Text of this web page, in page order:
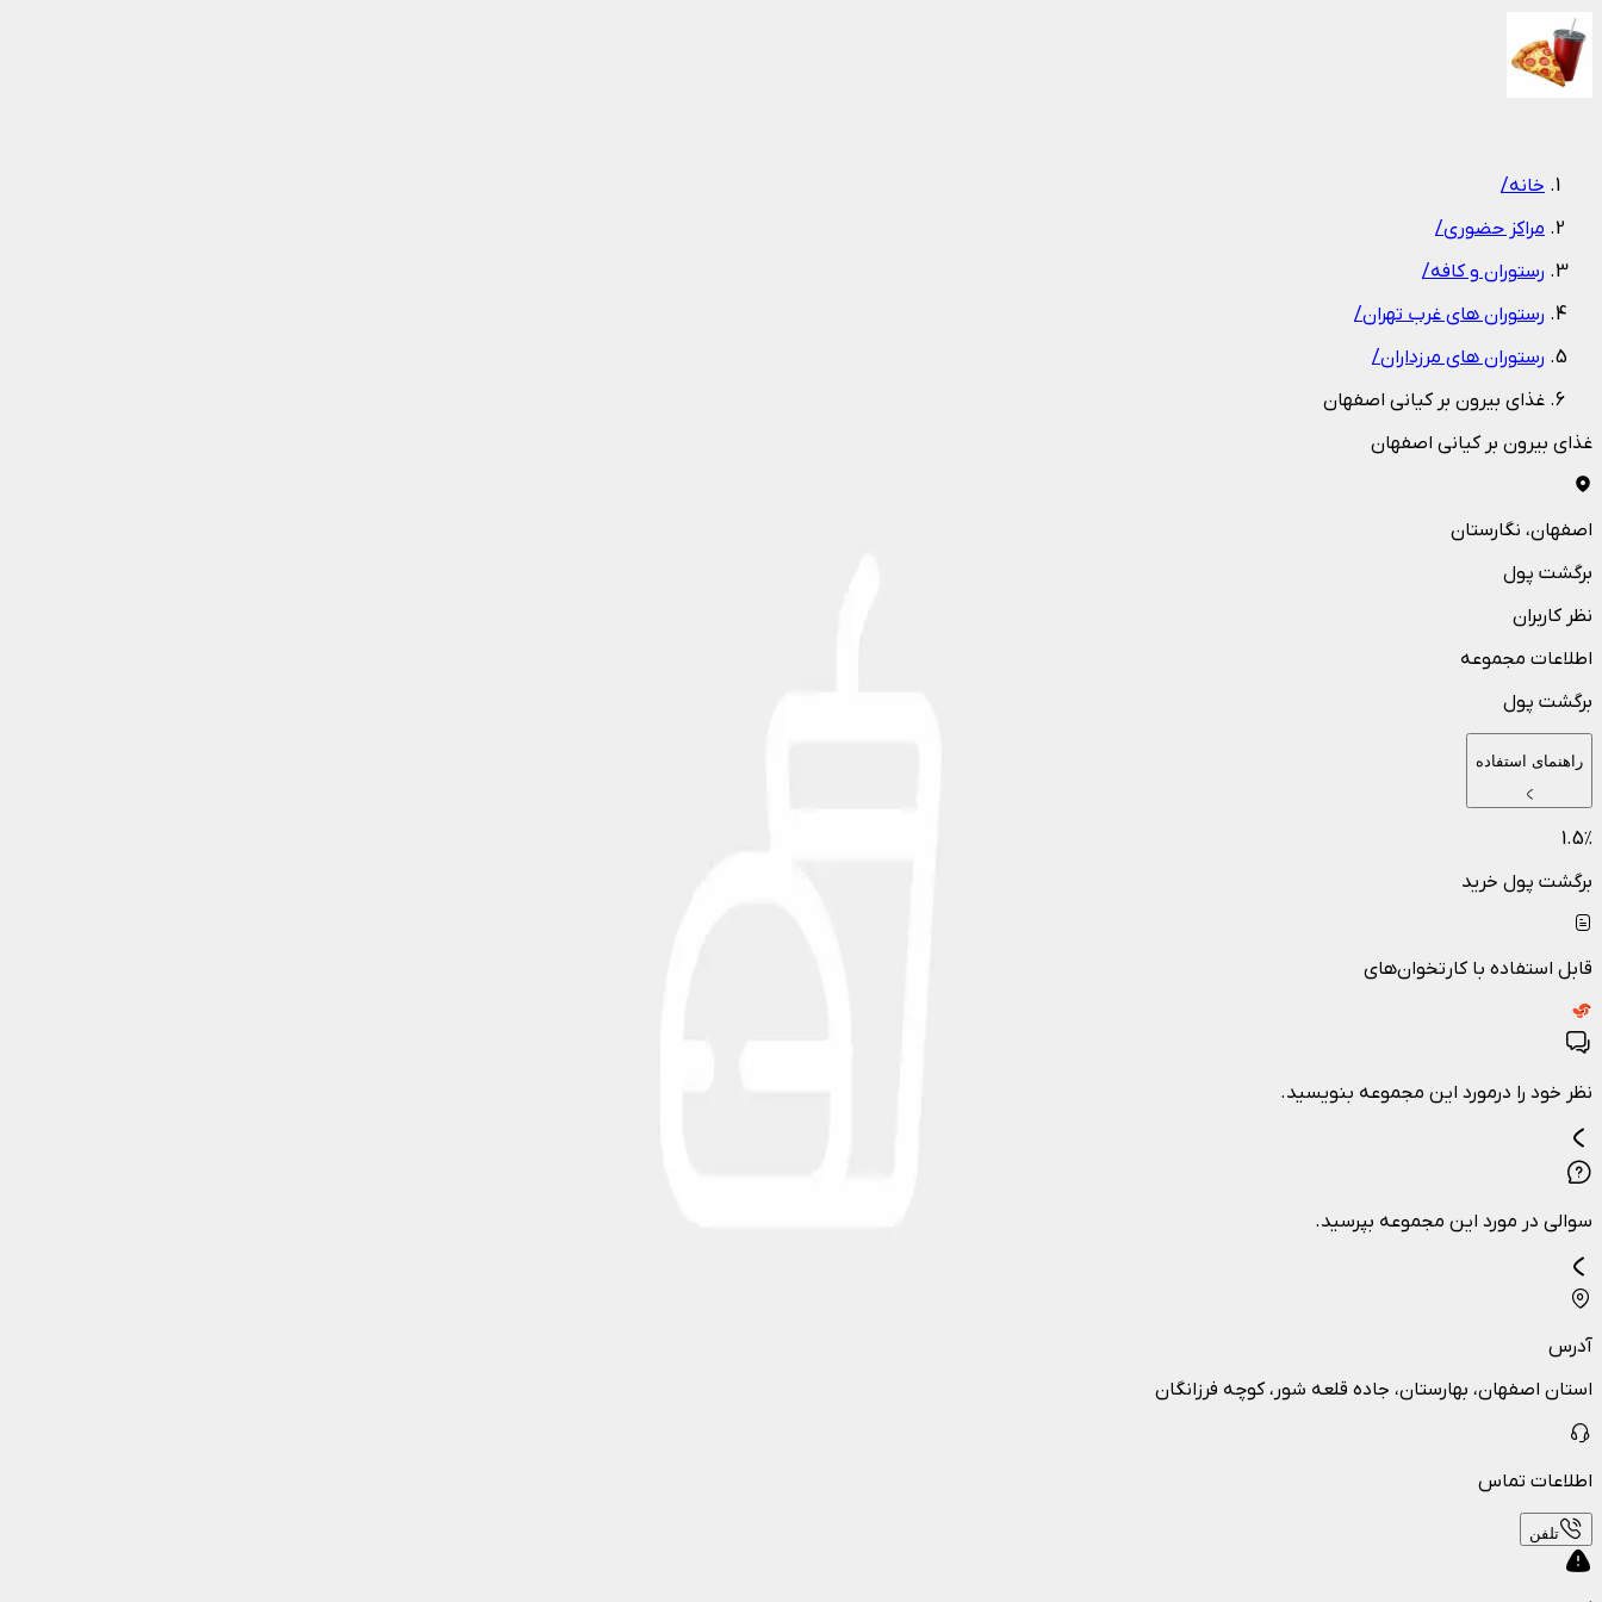
خانه/
مراکز حضوری/
رستوران و کافه/
رستوران های غرب تهران/
رستوران های مرزداران/
غذای بیرون بر کیانی اصفهان
غذای بیرون بر کیانی اصفهان
اصفهان، نگارستان
برگشت پول
نظر کاربران
اطلاعات مجموعه
برگشت پول
راهنمای استفاده
1.5٪
برگشت پول خرید
قابل استفاده با کارتخوان‌های
نظر خود را درمورد این مجموعه بنویسید.
سوالی در مورد این مجموعه بپرسید.
آدرس
استان اصفهان، بهارستان، جاده قلعه شور، کوچه فرزانگان
اطلاعات تماس
تلفن